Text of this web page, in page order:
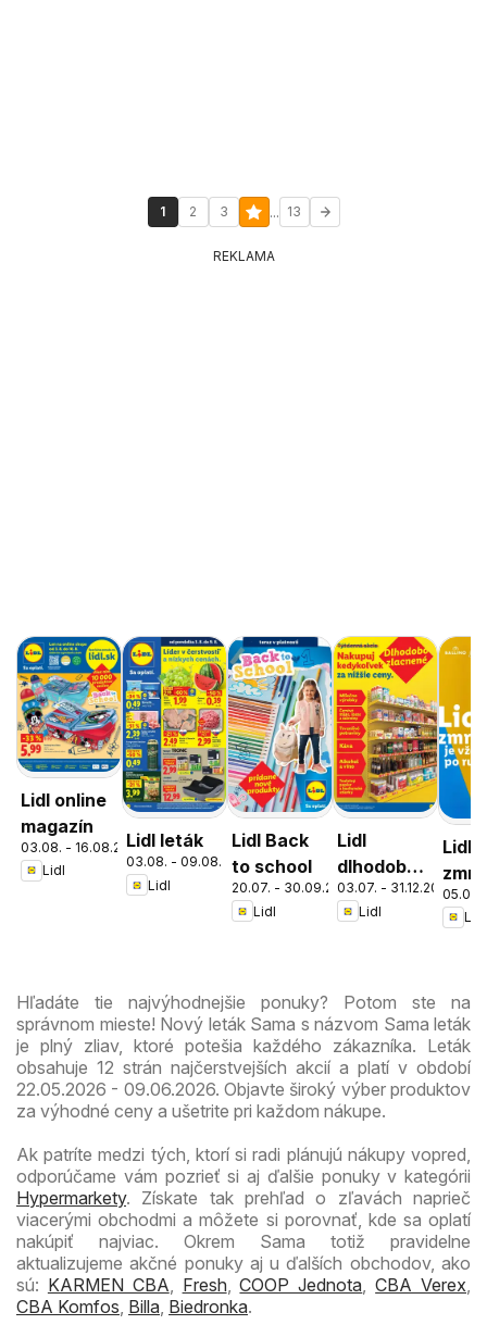
1 2 3 ... 13
REKLAMA
Lidl online
magazín
03.08. - 16.08.2026
Lidl
Lidl leták
03.08. - 09.08.2026
Lidl
Lidl Back
to school
20.07. - 30.09.2026
Lidl
Lidl
dlhodobo
zlacnené
03.07. - 31.12.2026
Lidl
Lidl
05.05.
Lidl
Hľadáte tie najvýhodnejšie ponuky? Potom ste na
správnom mieste! Nový leták Sama s názvom Sama leták
je plný zliav, ktoré potešia každého zákazníka. Leták
obsahuje 12 strán najčerstvejších akcií a platí v období
22.05.2026 - 09.06.2026. Objavte široký výber produktov
za výhodné ceny a ušetrite pri každom nákupe.
Ak patríte medzi tých, ktorí si radi plánujú nákupy vopred,
odporúčame vám pozrieť si aj ďalšie ponuky v kategórii
Hypermarkety. Získate tak prehľad o zľavách naprieč
viacerými obchodmi a môžete si porovnať, kde sa oplatí
nakúpiť najviac. Okrem Sama totiž pravidelne
aktualizujeme akčné ponuky aj u ďalších obchodov, ako
sú: KARMEN CBA Fresh,COOP Jednota ,CBA Verex
CBA Komfos Billa Biedronka.